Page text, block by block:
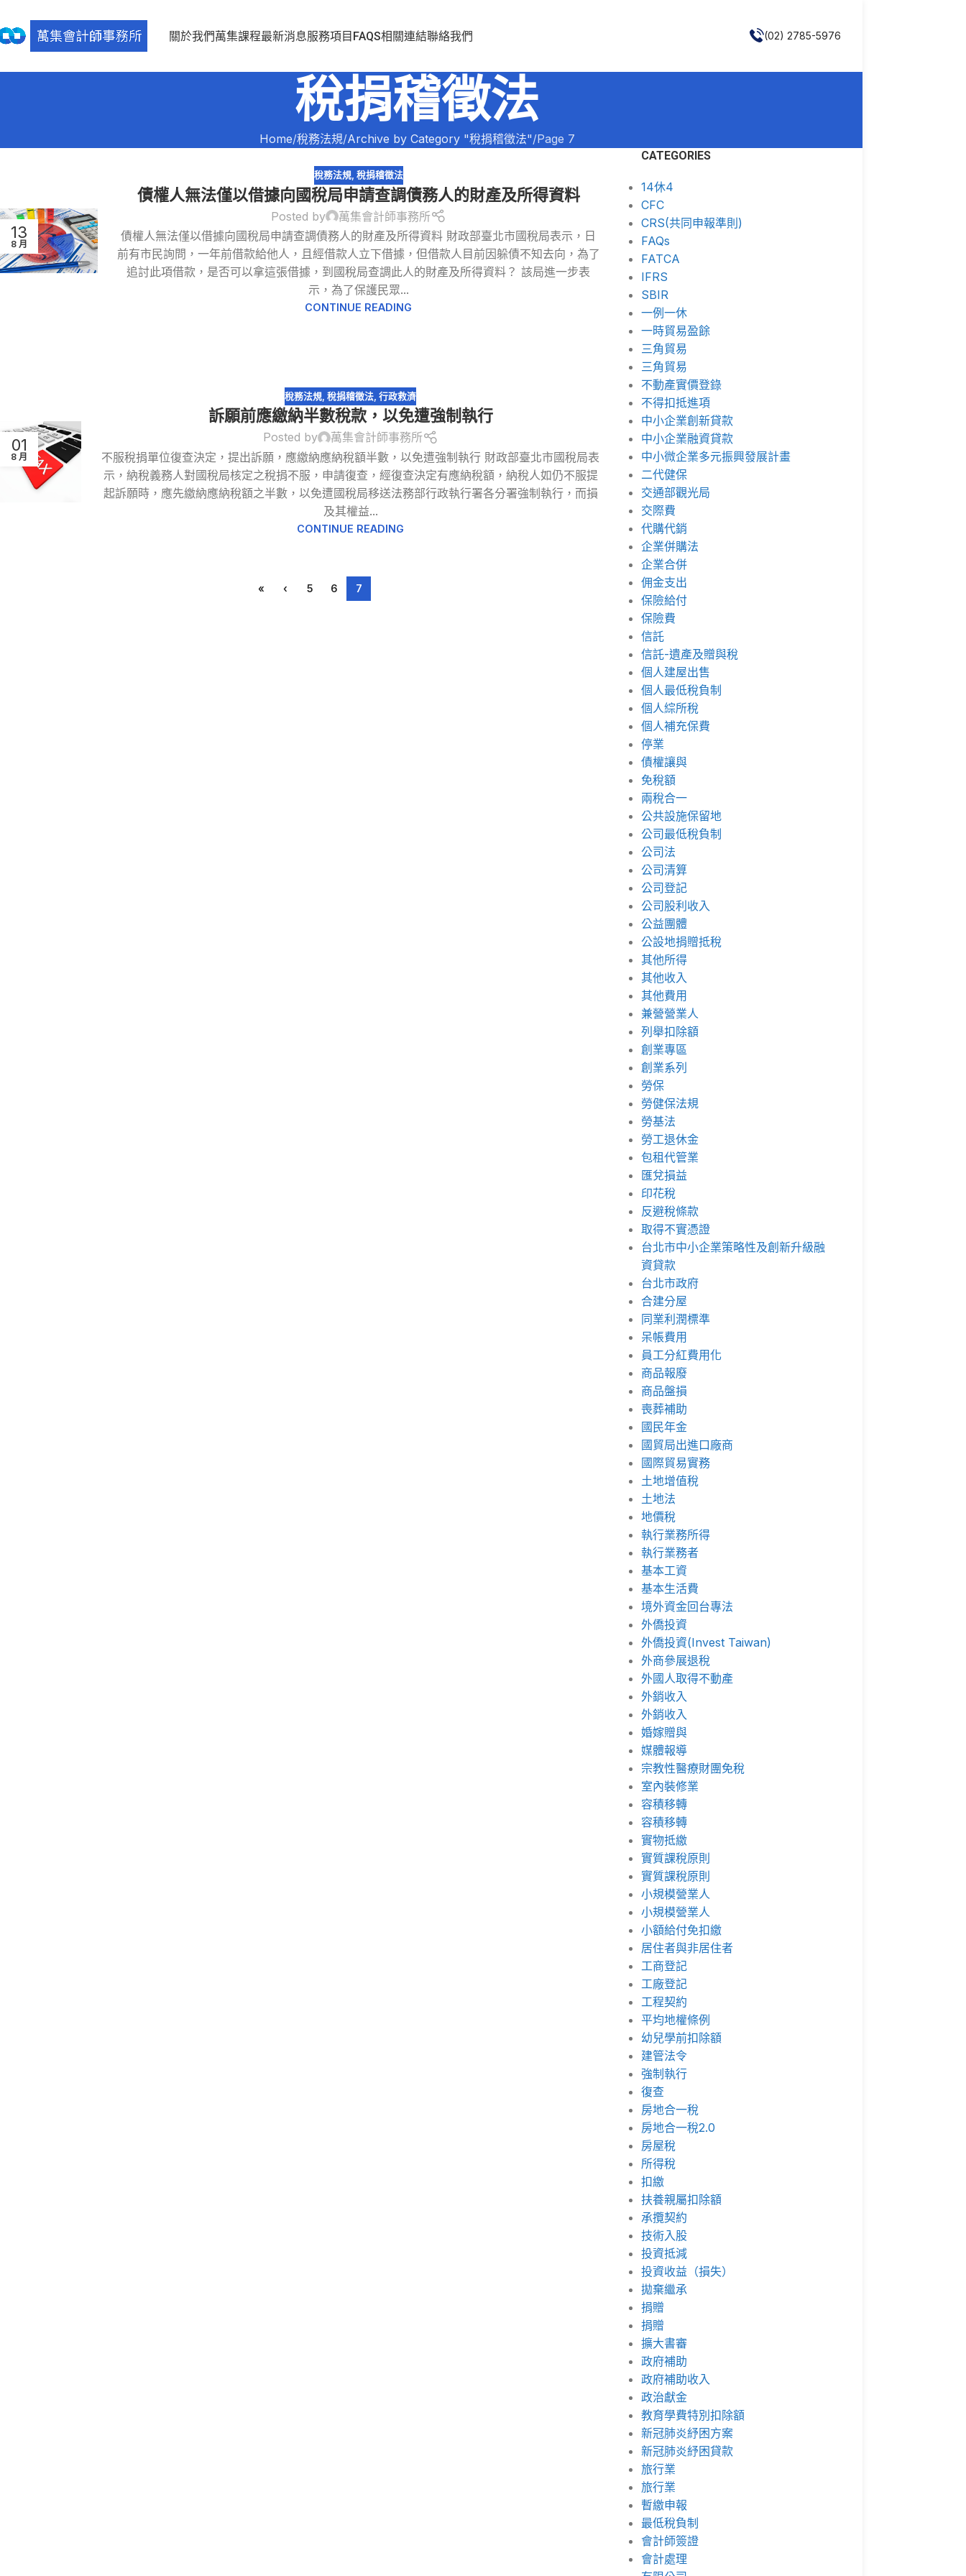
關於我們萬集課程最新消息服務項目 FAQS相關連結聯絡我們 (02) 2785-5976
稅捐稽徵法
Home 稅務法規 Archive by Category "稅捐稽徵法" Page 7
13
8 月
稅務法規, 稅捐稽徵法
債權人無法僅以借據向國稅局申請查調債務人的財產及所得資料
Posted by
萬集會計師事務所
債權人無法僅以借據向國稅局申請查調債務人的財產及所得資料 財政部臺北市國稅局表示，日
前有市民詢問，一年前借款給他人，且經借款人立下借據，但借款人目前因躲債不知去向，為了
追討此項借款，是否可以拿這張借據，到國稅局查調此人的財產及所得資料？ 該局進一步表
示，為了保護民眾...
CONTINUE READING
01
8 月
稅務法規 ,稅捐稽徵法 ,行政救濟
訴願前應繳納半數稅款，以免遭強制執行
Posted by
萬集會計師事務所
不服稅捐單位復查決定，提出訴願，應繳納應納稅額半數，以免遭強制執行 財政部臺北市國稅局表
示，納稅義務人對國稅局核定之稅捐不服，申請復查，經復查決定有應納稅額，納稅人如仍不服提
起訴願時，應先繳納應納稅額之半數，以免遭國稅局移送法務部行政執行署各分署強制執行，而損
及其權益...
CONTINUE READING
« ‹ 5 6 7
CATEGORIES
14休4
CFC
CRS(共同申報準則)
FAQs
FATCA
IFRS
SBIR
一例一休
一時貿易盈餘
三角貿易
三角貿易
不動產實價登錄
不得扣抵進項
中小企業創新貸款
中小企業融資貸款
中小微企業多元振興發展計畫
二代健保
交通部觀光局
交際費
代購代銷
企業併購法
企業合併
佣金支出
保險給付
保險費
信託
信託-遺產及贈與稅
個人建屋出售
個人最低稅負制
個人綜所稅
個人補充保費
停業
債權讓與
免稅額
兩稅合一
公共設施保留地
公司最低稅負制
公司法
公司清算
公司登記
公司股利收入
公益團體
公設地捐贈抵稅
其他所得
其他收入
其他費用
兼營營業人
列舉扣除額
創業專區
創業系列
勞保
勞健保法規
勞基法
勞工退休金
包租代管業
匯兌損益
印花稅
反避稅條款
取得不實憑證
台北市中小企業策略性及創新升級融
資貸款
台北市政府
合建分屋
同業利潤標準
呆帳費用
員工分紅費用化
商品報廢
商品盤損
喪葬補助
國民年金
國貿局出進口廠商
國際貿易實務
土地增值稅
土地法
地價稅
執行業務所得
執行業務者
基本工資
基本生活費
境外資金回台專法
外僑投資
外僑投資(Invest Taiwan)
外商參展退稅
外國人取得不動產
外銷收入
外銷收入
婚嫁贈與
媒體報導
宗教性醫療財團免稅
室內裝修業
容積移轉
容積移轉
實物抵繳
實質課稅原則
實質課稅原則
小規模營業人
小規模營業人
小額給付免扣繳
居住者與非居住者
工商登記
工廠登記
工程契約
平均地權條例
幼兒學前扣除額
建管法令
強制執行
復查
房地合一稅
房地合一稅2.0
房屋稅
所得稅
扣繳
扶養親屬扣除額
承攬契約
技術入股
投資抵減
投資收益（損失）
拋棄繼承
捐贈
捐贈
擴大書審
政府補助
政府補助收入
政治獻金
教育學費特別扣除額
新冠肺炎紓困方案
新冠肺炎紓困貸款
旅行業
旅行業
暫繳申報
最低稅負制
會計師簽證
會計處理